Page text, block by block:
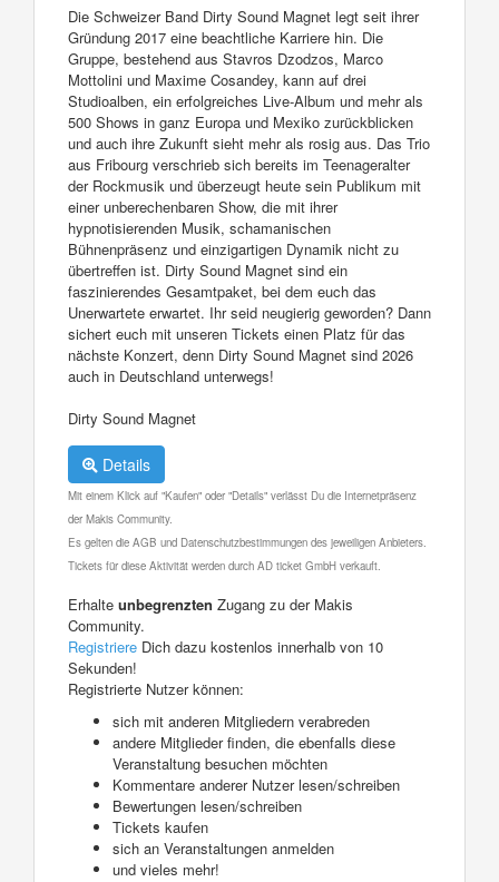
Die Schweizer Band Dirty Sound Magnet legt seit ihrer
Gründung 2017 eine beachtliche Karriere hin. Die
Gruppe, bestehend aus Stavros Dzodzos, Marco
Mottolini und Maxime Cosandey, kann auf drei
Studioalben, ein erfolgreiches Live-Album und mehr als
500 Shows in ganz Europa und Mexiko zurückblicken
und auch ihre Zukunft sieht mehr als rosig aus. Das Trio
aus Fribourg verschrieb sich bereits im Teenageralter
der Rockmusik und überzeugt heute sein Publikum mit
einer unberechenbaren Show, die mit ihrer
hypnotisierenden Musik, schamanischen
Bühnenpräsenz und einzigartigen Dynamik nicht zu
übertreffen ist. Dirty Sound Magnet sind ein
faszinierendes Gesamtpaket, bei dem euch das
Unerwartete erwartet. Ihr seid neugierig geworden? Dann
sichert euch mit unseren Tickets einen Platz für das
nächste Konzert, denn Dirty Sound Magnet sind 2026
auch in Deutschland unterwegs!
Dirty Sound Magnet
Details
Mit einem Klick auf "Kaufen" oder "Details" verlässt Du die Internetpräsenz
der Makis Community.
Es gelten die AGB und Datenschutzbestimmungen des jeweiligen Anbieters.
Tickets für diese Aktivität werden durch AD ticket GmbH verkauft.
Erhalte unbegrenzten Zugang zu der Makis
Community.
Registriere Dich dazu kostenlos innerhalb von 10
Sekunden!
Registrierte Nutzer können:
sich mit anderen Mitgliedern verabreden
andere Mitglieder finden, die ebenfalls diese
Veranstaltung besuchen möchten
Kommentare anderer Nutzer lesen/schreiben
Bewertungen lesen/schreiben
Tickets kaufen
sich an Veranstaltungen anmelden
und vieles mehr!